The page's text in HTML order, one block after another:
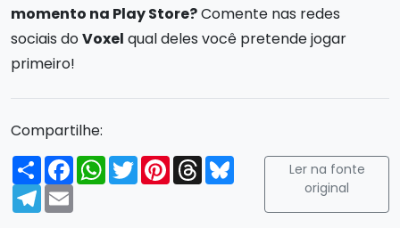
momento na Play Store?Comente nas redes
sociais doVoxel qual deles você pretende jogar
primeiro!
Compartilhe:
Compartilhar
FacebookWhatsApp
TwitterPinterest
ThreadsBluesky
Telegram
Email
Ler na fonte
original